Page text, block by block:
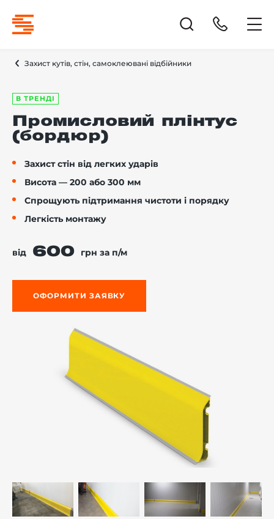
Захист кутів, стін, самоклеювані відбійники
В ТРЕНДІ
Промисловий плінтус
(бордюр)
Захист стін від легких ударів
Висота — 200 або 300 мм
Спрощують підтримання чистоти і порядку
Легкість монтажу
від 600 грн за п/м
ОФОРМИТИ ЗАЯВКУ